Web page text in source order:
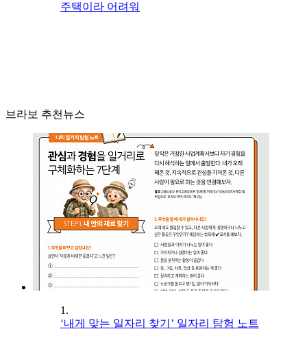
주택이라 어려워
브라보 추천뉴스
1.
‘내게 맞는 일자리 찾기’ 일자리 탐험 노트